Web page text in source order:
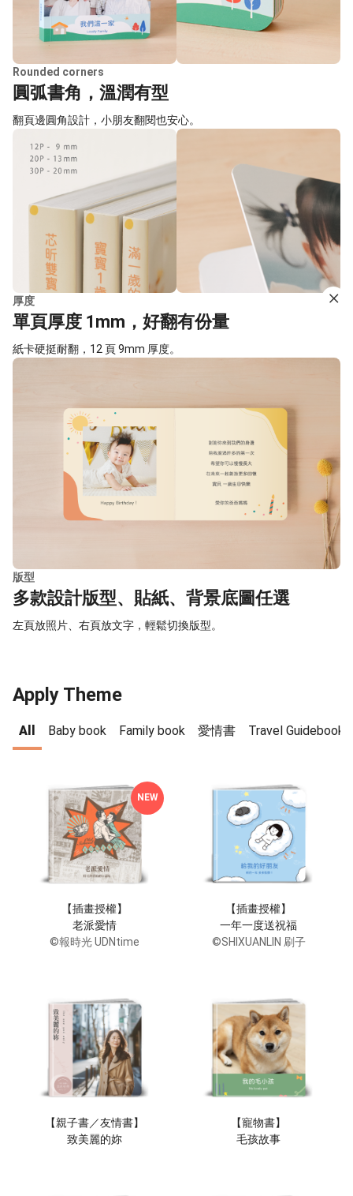
Rounded corners
圓弧書角，溫潤有型
翻頁邊圓角設計，小朋友翻閱也安心。
厚度
單頁厚度 1mm，好翻有份量
紙卡硬挺耐翻，12 頁 9mm 厚度。
版型
多款設計版型、貼紙、背景底圖任選
左頁放照片、右頁放文字，輕鬆切換版型。
Apply Theme
All Baby book Family book 愛情書 Travel Guidebook
NEW
【插畫授權】
老派愛情
©報時光 UDNtime
【插畫授權】
一年一度送祝福
©SHIXUANLIN 刷子
【親子書／友情書】
致美麗的妳
【寵物書】
毛孩故事